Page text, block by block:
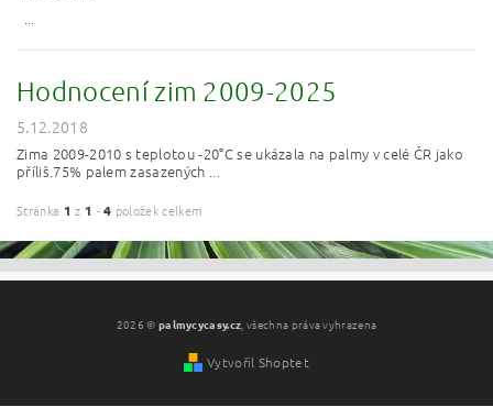
...
Hodnocení zim 2009-2025
5.12.2018
Zima 2009-2010 s teplotou -20°C se ukázala na palmy v celé ČR jako
příliš.75% palem zasazených ...
Stránka 1 z 1 -4 položek celkem
2026 © palmycycasy.cz, všechna práva vyhrazena
Vytvořil Shoptet